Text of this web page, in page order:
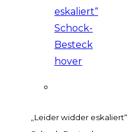
„Leider widder eskaliert“